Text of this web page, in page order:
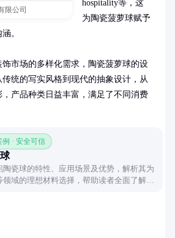
限公司
hospitality等，这
为陶瓷菠萝球赋予
。
市场的多样化需求，陶瓷菠萝球的设
统的写实风格到现代的抽象设计，从
产品种类日益丰富，满足了不同消费
例 · 安全可信
瓷球的特性、应用场景及优势，解析其为
域的理想材料选择，帮助读者全面了解这